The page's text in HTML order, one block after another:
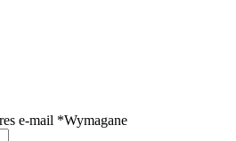
e-mail *Wymagane